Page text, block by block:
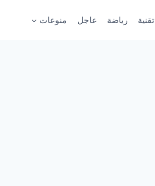
تقنية رياضة عاجل منوعات